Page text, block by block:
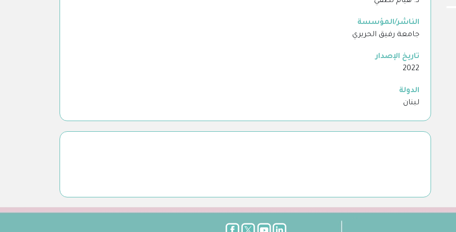
الناشر/المؤسسة
جامعة رفيق الحريري
تاريخ الإصدار
2022
الدولة
لبنان